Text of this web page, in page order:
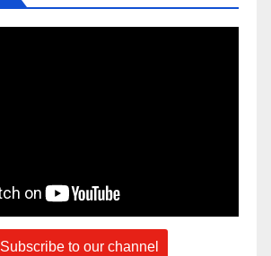
Subscribe to our channel